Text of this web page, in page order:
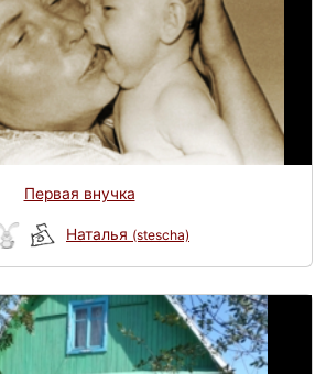
Первая внучка
Наталья (stescha)